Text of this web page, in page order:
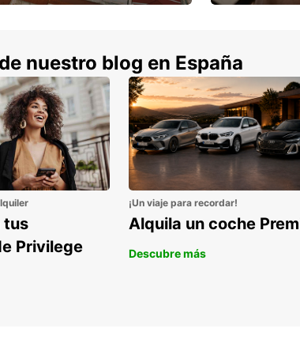
nuestro blog en España
tus
Privilege
¡Un viaje para recordar!
Alquila un coche
Descubre más